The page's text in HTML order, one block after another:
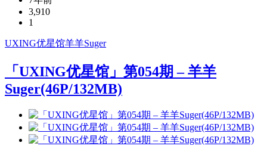
3,910
1
UXING优星馆羊羊Suger
「UXING优星馆」第054期 – 羊羊
Suger(46P/132MB)